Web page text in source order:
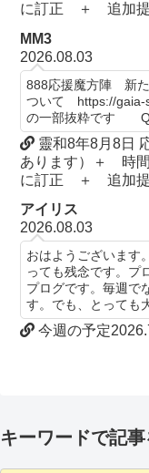
に訂正 ＋ 追加
MM3
2026.08.03
888応援魔方陣 新た
ついて https://gaia-
の一部抜粋です Q.
靈和8年8月8日
あります）＋ 時
に訂正 ＋ 追加
アイリス
2026.08.03
おはようございます
っても残念です。プ
プログです。毎週で
す。でも、とっても
今週の予定
キーワードで記